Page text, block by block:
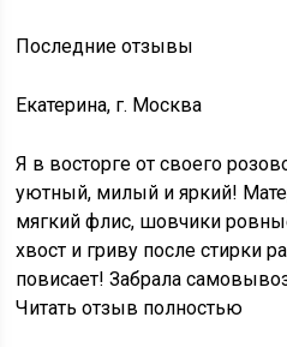
Последние отзывы
Екатерина, г. Москва
Я в восторге от своего
уютный, милый и яркий!
мягкий флис, шовчики
хвост и гриву после стирки
повисает! Забрала
Читать отзыв полностью